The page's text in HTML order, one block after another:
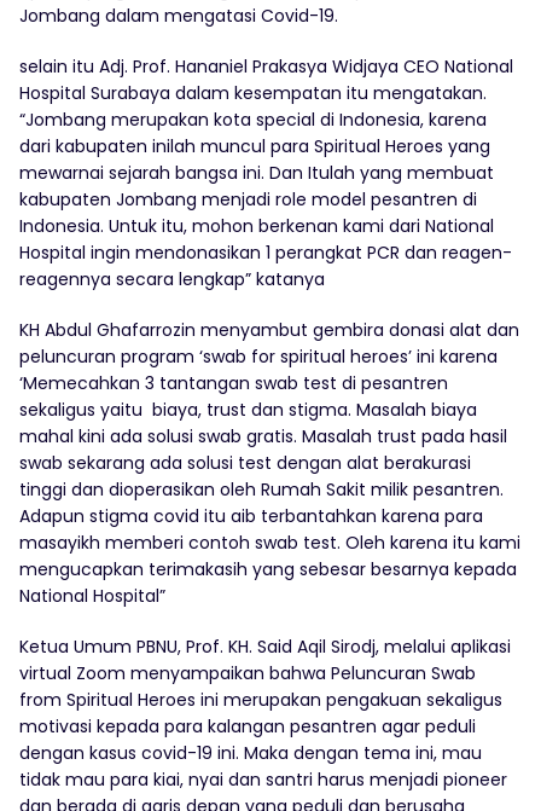
Jombang dalam mengatasi Covid-19.
selain itu Adj. Prof. Hananiel Prakasya Widjaya CEO National
Hospital Surabaya dalam kesempatan itu mengatakan.
“Jombang merupakan kota special di Indonesia, karena
dari kabupaten inilah muncul para Spiritual Heroes yang
mewarnai sejarah bangsa ini. Dan Itulah yang membuat
kabupaten Jombang menjadi role model pesantren di
Indonesia. Untuk itu, mohon berkenan kami dari National
Hospital ingin mendonasikan 1 perangkat PCR dan reagen-
reagennya secara lengkap” katanya
KH Abdul Ghafarrozin menyambut gembira donasi alat dan
peluncuran program ‘swab for spiritual heroes’ ini karena
‘Memecahkan 3 tantangan swab test di pesantren
sekaligus yaitu biaya, trust dan stigma. Masalah biaya
mahal kini ada solusi swab gratis. Masalah trust pada hasil
swab sekarang ada solusi test dengan alat berakurasi
tinggi dan dioperasikan oleh Rumah Sakit milik pesantren.
Adapun stigma covid itu aib terbantahkan karena para
masayikh memberi contoh swab test. Oleh karena itu kami
mengucapkan terimakasih yang sebesar besarnya kepada
National Hospital”
Ketua Umum PBNU, Prof. KH. Said Aqil Sirodj, melalui aplikasi
virtual Zoom menyampaikan bahwa Peluncuran Swab
from Spiritual Heroes ini merupakan pengakuan sekaligus
motivasi kepada para kalangan pesantren agar peduli
dengan kasus covid-19 ini. Maka dengan tema ini, mau
tidak mau para kiai, nyai dan santri harus menjadi pioneer
dan berada di garis depan yang peduli dan berusaha